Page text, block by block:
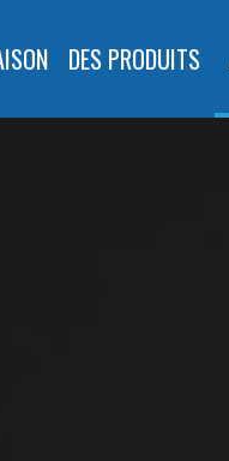
DES PRODUITS